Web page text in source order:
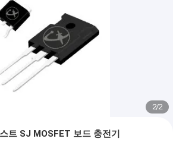
2/2
트 SJ MOSFET 보드 충전기